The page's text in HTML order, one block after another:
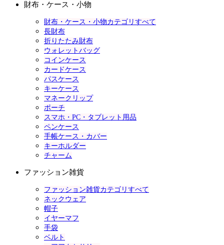
財布・ケース・小物
財布・ケース・小物カテゴリすべて
長財布
折りたたみ財布
ウォレットバッグ
コインケース
カードケース
パスケース
キーケース
マネークリップ
ポーチ
スマホ・PC・タブレット用品
ペンケース
手帳ケース・カバー
キーホルダー
チャーム
ファッション雑貨
ファッション雑貨カテゴリすべて
ネックウェア
帽子
イヤーマフ
手袋
ベルト